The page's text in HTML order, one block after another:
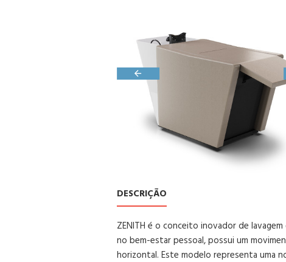
DESCRIÇÃO
ZENITH é o conceito inovador de
no bem-estar pessoal, possui um
horizontal. Este modelo representa uma